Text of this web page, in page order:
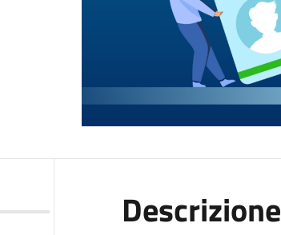
Descrizione